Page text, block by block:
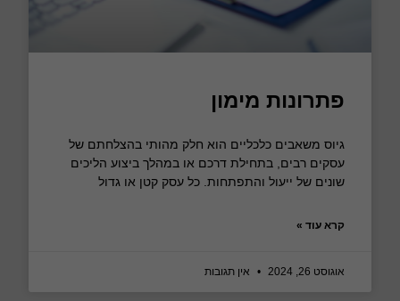
פתרונות מימון
גיוס משאבים כלכליים הוא חלק מהותי בהצלחתם של
עסקים רבים, בתחילת דרכם או במהלך ביצוע הליכים
שונים של ייעול והתפתחות. כל עסק קטן או גדול
קרא עוד »
אוגוסט 26, 2024 אין תגובות